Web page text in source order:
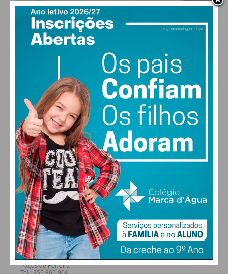
23°
60% humidade
vento: 2m/s OSO
23°
QUI
29
SEX
30
SÁB
27
DOM
ALTERAR
FARMACIAS DE SERVIÇO EM PAÇOS DE
FERREIRA